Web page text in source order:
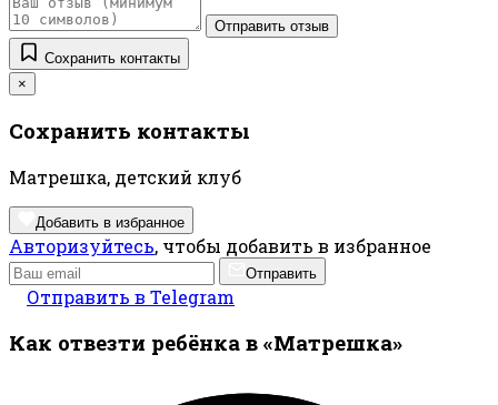
Отправить отзыв
Сохранить контакты
×
Сохранить контакты
Матрешка, детский клуб
Добавить в избранное
Авторизуйтесь, чтобы добавить в избранное
Отправить
Отправить в Telegram
Как отвезти ребёнка в «Матрешка»